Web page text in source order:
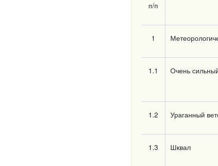
п/п
1
1.1 Очень
1.2 Ураганный
1.3 Шквал